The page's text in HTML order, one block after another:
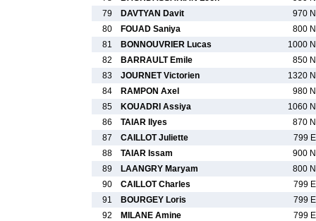
79
DAVTYAN Davit
970 N
80
FOUAD Saniya
800 N
81
BONNOUVRIER Lucas
1000 N
82
BARRAULT Emile
850 N
83
JOURNET Victorien
1320 N
84
RAMPON Axel
980 N
85
KOUADRI Assiya
1060 N
86
TAIAR Ilyes
870 N
87
CAILLOT Juliette
799 E
88
TAIAR Issam
900 N
89
LAANGRY Maryam
800 N
90
CAILLOT Charles
799 E
91
BOURGEY Loris
799 E
92
MILANE Amine
799 E